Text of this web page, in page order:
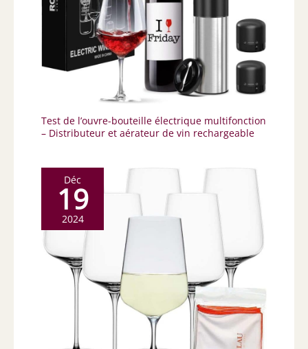
Test de l’ouvre-bouteille électrique multifonction
– Distributeur et aérateur de vin rechargeable
Déc
19
2024